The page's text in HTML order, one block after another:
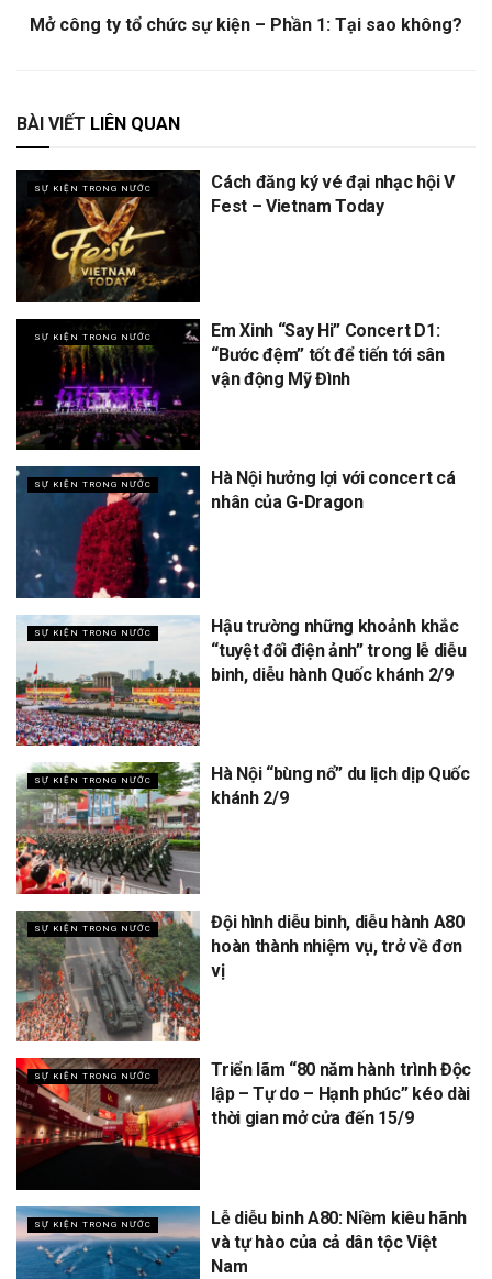
Mở công ty tổ chức sự kiện – Phần 1: Tại sao không?
BÀI VIẾT LIÊN QUAN
SỰ KIỆN TRONG NƯỚC
Cách đăng ký vé đại nhạc hội V
Fest – Vietnam Today
SỰ KIỆN TRONG NƯỚC
Em Xinh “Say Hi” Concert D1:
“Bước đệm” tốt để tiến tới sân
vận động Mỹ Đình
SỰ KIỆN TRONG NƯỚC
Hà Nội hưởng lợi với concert cá
nhân của G-Dragon
SỰ KIỆN TRONG NƯỚC
Hậu trường những khoảnh khắc
“tuyệt đối điện ảnh” trong lễ diễu
binh, diễu hành Quốc khánh 2/9
SỰ KIỆN TRONG NƯỚC
Hà Nội “bùng nổ” du lịch dịp Quốc
khánh 2/9
SỰ KIỆN TRONG NƯỚC
Đội hình diễu binh, diễu hành A80
hoàn thành nhiệm vụ, trở về đơn
vị
SỰ KIỆN TRONG NƯỚC
Triển lãm “80 năm hành trình Độc
lập – Tự do – Hạnh phúc” kéo dài
thời gian mở cửa đến 15/9
SỰ KIỆN TRONG NƯỚC
Lễ diễu binh A80: Niềm kiêu hãnh
và tự hào của cả dân tộc Việt
Nam